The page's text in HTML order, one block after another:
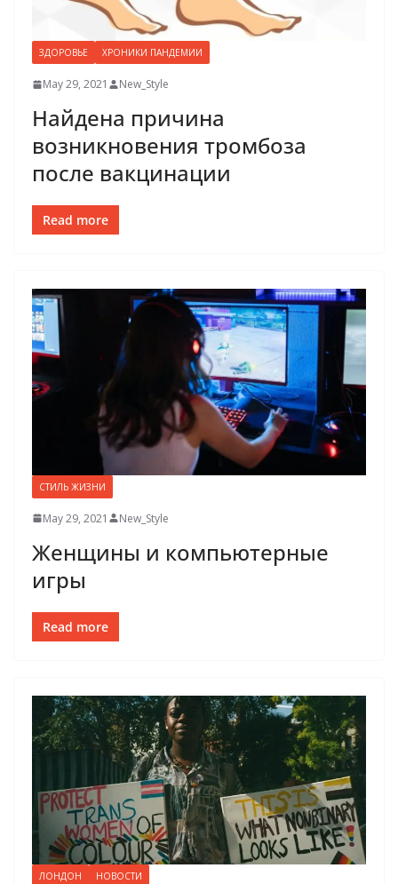
ЗДОРОВЬЕ ХРОНИКИ ПАНДЕМИИ
May 29, 2021 New_Style
Найдена причина
возникновения тромбоза
после вакцинации
Read more
СТИЛЬ ЖИЗНИ
May 29, 2021 New_Style
Женщины и компьютерные
игры
Read more
ЛОНДОН НОВОСТИ